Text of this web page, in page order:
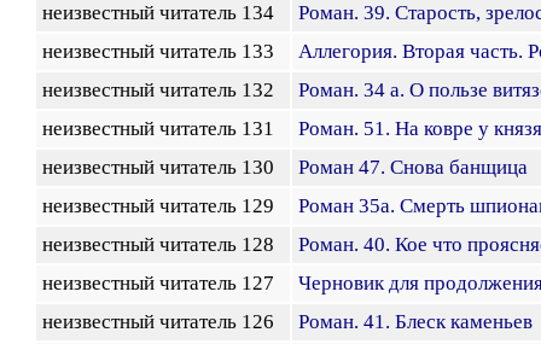
неизвестный читатель 134
Роман. 39. Старость,
неизвестный читатель 133
Аллегория. Вторая часть.
неизвестный читатель 132
Роман. 34 а. О пользе
неизвестный читатель 131
Роман. 51. На ковре у князя
неизвестный читатель 130
Роман 47. Снова банщица
неизвестный читатель 129
Роман 35а. Смерть
неизвестный читатель 128
Роман. 40. Кое что
неизвестный читатель 127
Черновик для
неизвестный читатель 126
Роман. 41. Блеск каменьев